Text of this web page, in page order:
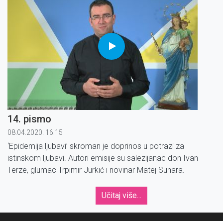
14. pismo
08.04.2020. 16:15
‘Epidemija ljubavi’ skroman je doprinos u potrazi za
istinskom ljubavi. Autori emisije su salezijanac don Ivan
Terze, glumac Trpimir Jurkić i novinar Matej Sunara.
Učitaj više...